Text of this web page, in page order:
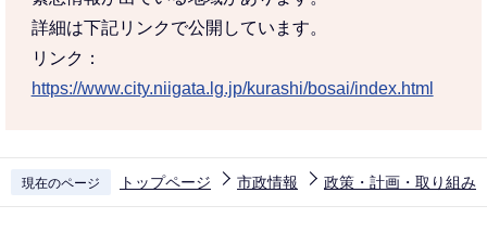
詳細は下記リンクで公開しています。
リンク：
https://www.city.niigata.lg.jp/kurashi/bosai/index.html
現在のページ トップページ 市政情報 政策・計画・取り組み